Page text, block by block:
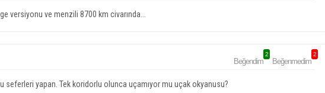
versiyonu ve menzili 8700 km civarında...
Beğendim
2
Beğenmedim
2
seferleri yapan. Tek koridorlu olunca uçamıyor mu uçak okyanusu?